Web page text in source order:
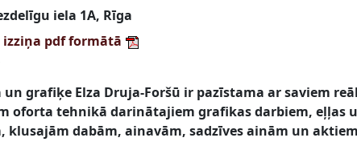
iela 1A, Rīga
pdf formātā
un grafiķe Elza Druja-Foršū ir pazīstama ar saviem
oforta tehnikā darinātajiem grafikas darbiem, eļļas
klusajām dabām, ainavām, sadzīves ainām un